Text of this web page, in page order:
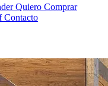
Quiero Comprar
Contacto